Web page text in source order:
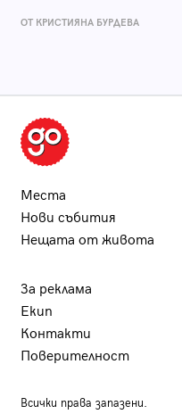
ОТ КРИСТИЯНА БУРДЕВА
Места
Нови събития
Нещата от живота
За реклама
Екип
Контакти
Поверителност
Всички права запазени.